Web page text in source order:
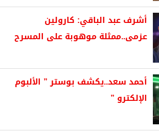
أشرف عبد الباقي: كارولين
عزمى..ممثلة موهوبة على المسرح
أحمد سعد..يكشف بوستر ” الألبوم
الإلكترو ”